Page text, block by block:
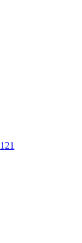
121